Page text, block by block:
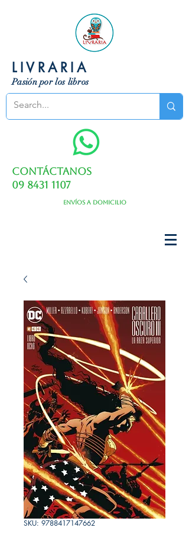
LIVRARIA
Pasión por los libros
Contáctanos
09 8431 1107
Envíos a domicilio
SKU: 9788417147662